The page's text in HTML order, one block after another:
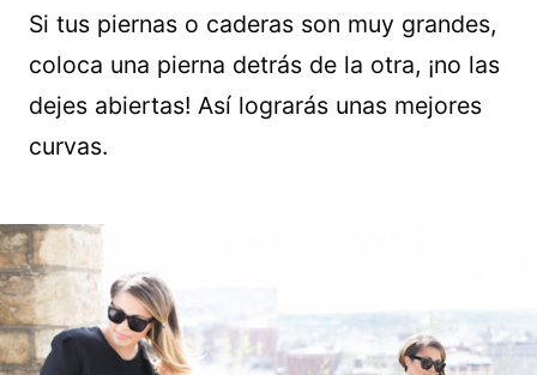
Si tus piernas o caderas son muy grandes,
coloca una pierna detrás de la otra, ¡no las
dejes abiertas! Así lograrás unas mejores
curvas.